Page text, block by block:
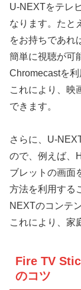
U-NEXTをテレ
なります。たと
をお持ちであれ
簡単に視聴が可
Chromecastを利
これにより、映
できます。
さらに、U-
ので、例えば、
ブレットの画面
方法を利用する
NEXTのコンテ
これにより、家
Fire TV
のコツ